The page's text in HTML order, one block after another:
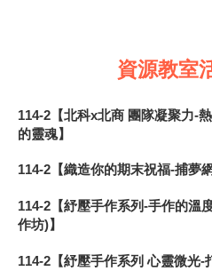
資源教室
114-2【北科x北商 團隊凝聚力-
的靈魂】
114-2【織造你的期末祝福-捕夢
114-2【紓壓手作系列-手作的溫
作坊)】
114-2【紓壓手作系列 心靈微光-